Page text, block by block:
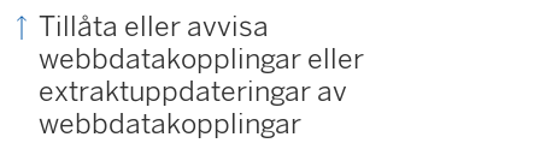
Tillåta eller avvisa
webbdatakopplingar eller
extraktuppdateringar av
webbdatakopplingar